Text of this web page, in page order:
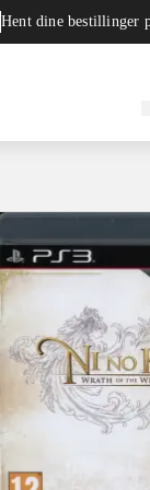
Hent dine bestillinger